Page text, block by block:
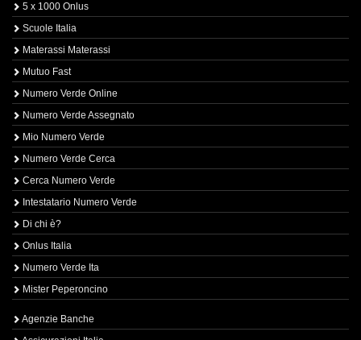
5 x 1000 Onlus
Scuole Italia
Materassi Materassi
Mutuo Fast
Numero Verde Online
Numero Verde Assegnato
Mio Numero Verde
Numero Verde Cerca
Cerca Numero Verde
Intestatario Numero Verde
Di chi è?
Onlus Italia
Numero Verde Ita
Mister Peperoncino
Agenzie Banche